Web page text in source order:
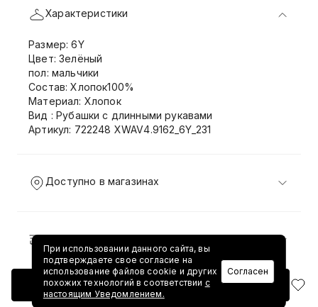
Добавить в корзину
Характеристики
Размер: 6Y
Цвет: Зелёный
пол: мальчики
Состав: Хлопок100%
Материал: Хлопок
Вид : Рубашки с длинными рукавами
Артикул: 722248 XWAV4.9162_6Y_231
Доступно в магазинах
Доставка и возврат
При использовании данного сайта, вы
подтверждаете свое согласие на
использование файлов cookie и других
похожих технологий в соответствии с
настоящим Уведомлением.
Согласен